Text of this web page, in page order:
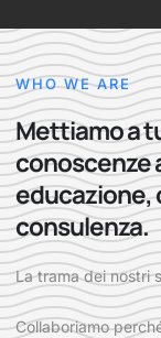
WHO WE ARE
Mettiamo a
conoscenze
educazione,
consulenza.
La trama dei nostri
Collaboriamo